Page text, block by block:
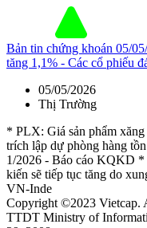
Bản tin chứng khoán 05/
tăng 1,1% - Các cổ phiếu
05/05/2026
Thị Trường
* PLX: Giá sản phẩm
trích lập dự phòng hàng
1/2026 - Báo cáo KQKD *
kiến sẽ tiếp tục tăng do
VN-Inde
Copyright ©2023 Vietcap.
TTDT Ministry of